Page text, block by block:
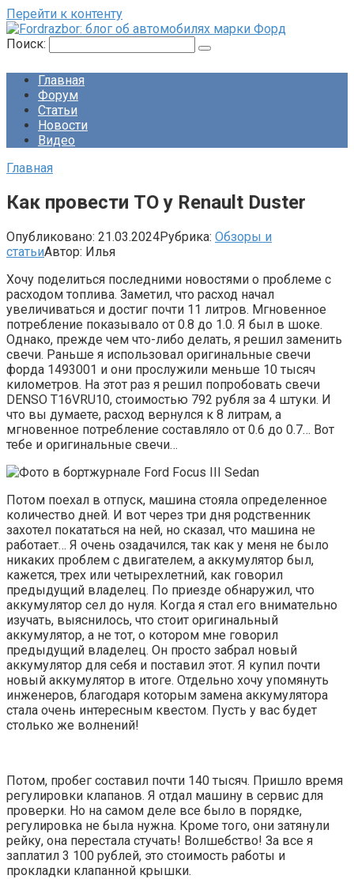
Перейти к контенту
Поиск:
Главная
Форум
Статьи
Новости
Видео
Главная
Как провести ТО у Renault Duster
Опубликовано: 21.03.2024Рубрика: Обзоры и
статьиАвтор: Илья
Хочу поделиться последними новостями о проблеме с
расходом топлива. Заметил, что расход начал
увеличиваться и достиг почти 11 литров. Мгновенное
потребление показывало от 0.8 до 1.0. Я был в шоке.
Однако, прежде чем что-либо делать, я решил заменить
свечи. Раньше я использовал оригинальные свечи
форда 1493001 и они прослужили меньше 10 тысяч
километров. На этот раз я решил попробовать свечи
DENSO T16VRU10, стоимостью 792 рубля за 4 штуки. И
что вы думаете, расход вернулся к 8 литрам, а
мгновенное потребление составляло от 0.6 до 0.7… Вот
тебе и оригинальные свечи…
Потом поехал в отпуск, машина стояла определенное
количество дней. И вот через три дня родственник
захотел покататься на ней, но сказал, что машина не
работает… Я очень озадачился, так как у меня не было
никаких проблем с двигателем, а аккумулятор был,
кажется, трех или четырехлетний, как говорил
предыдущий владелец. По приезде обнаружил, что
аккумулятор сел до нуля. Когда я стал его внимательно
изучать, выяснилось, что стоит оригинальный
аккумулятор, а не тот, о котором мне говорил
предыдущий владелец. Он просто забрал новый
аккумулятор для себя и поставил этот. Я купил почти
новый аккумулятор в итоге. Отдельно хочу упомянуть
инженеров, благодаря которым замена аккумулятора
стала очень интересным квестом. Пусть у вас будет
столько же волнений!
Потом, пробег составил почти 140 тысяч. Пришло время
регулировки клапанов. Я отдал машину в сервис для
проверки. Но на самом деле все было в порядке,
регулировка не была нужна. Кроме того, они затянули
рейку, она перестала стучать! Волшебство! За все я
заплатил 3 100 рублей, это стоимость работы и
прокладки клапанной крышки.